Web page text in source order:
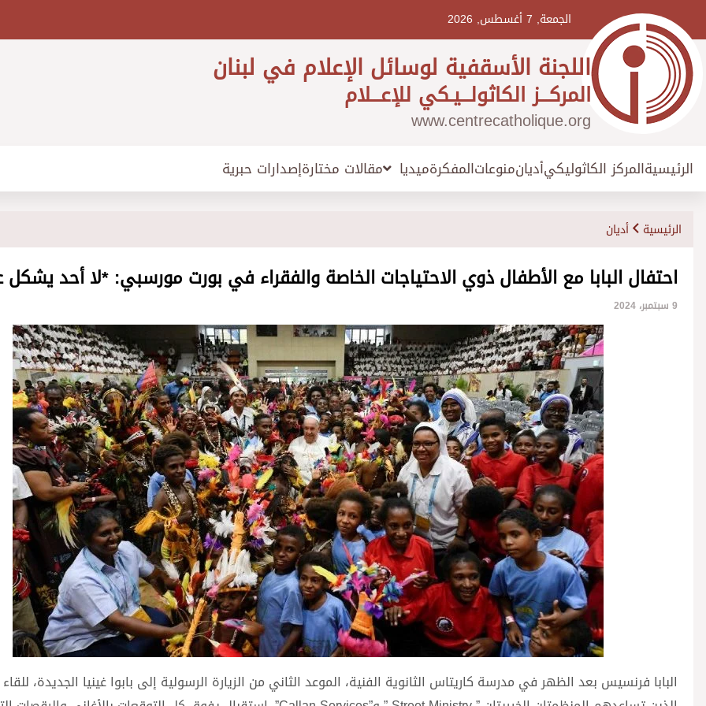
الجمعة, 7 أغسطس, 2026
اللجنة الأسقفية لوسائل الإعلام في لبنان
المركـــز الكاثولـــيـكي للإعـــلام
www.centrecatholique.org
الرئيسيةالمركز الكاثوليكيأديانمنوعاتالمفكرةميديا مقالات مختارةإصدارات حبرية
الرئيسية أديان
احتفال البابا مع الأطفال ذوي الاحتياجات الخاصة والفقراء في بورت مورسبي: *لا أحد يشكل
9 سبتمبر، 2024
البابا فرنسيس بعد الظهر في مدرسة كاريتاس الثانوية الفنية، الموعد الثاني من الزيارة الرسولية إلى بابوا غينيا الجديدة،